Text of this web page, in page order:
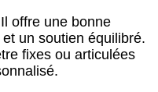
Il offre une bonne
un soutien équilibré.
fixes ou articulées